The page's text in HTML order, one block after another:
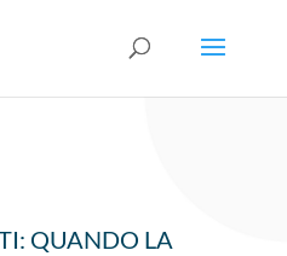
QUANDO LA